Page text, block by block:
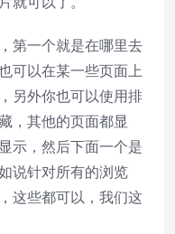
第一个就是在哪里去
可以在某一些页面上
另外你也可以使用排
，其他的页面都显
示，然后下面一个是
说针对所有的浏览
这些都可以，我们这